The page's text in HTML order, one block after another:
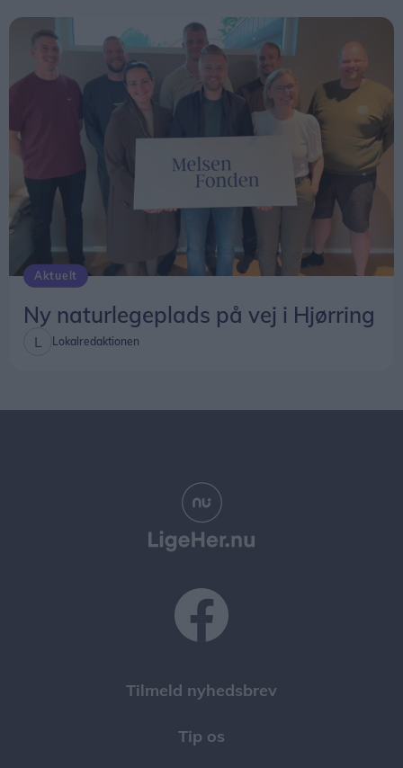
Aktuelt
Ny naturlegeplads på vej i Hjørring
Lokalredaktionen
Tilmeld nyhedsbrev
Tip os